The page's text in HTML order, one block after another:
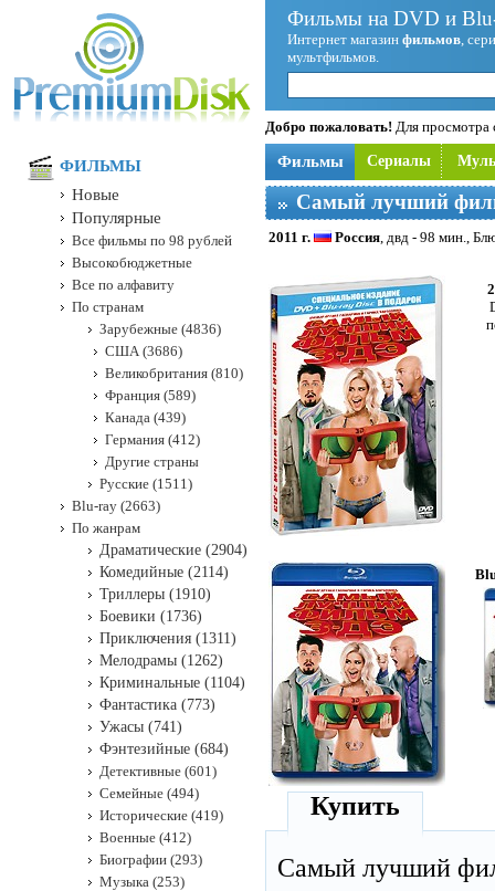
Фильмы на DVD и
Интернет магазин фильмов,
мультфильмов.
Добро пожаловать! Для просмотра
Фильмы Сериалы
Самый лучший
2011 г. Россия, двд - 98 мин.,
Купить
Самый лучший
ФИЛЬМЫ
Новые
Популярные
Все фильмы по 98 рублей
Высокобюджетные
Все по алфавиту
По странам
Зарубежные (4836)
США (3686)
Великобритания (810)
Франция (589)
Канада (439)
Германия (412)
Другие страны
Русские (1511)
Blu-ray (2663)
По жанрам
Драматические (2904)
Комедийные (2114)
Триллеры (1910)
Боевики (1736)
Приключения (1311)
Мелодрамы (1262)
Криминальные (1104)
Фантастика (773)
Ужасы (741)
Фэнтезийные (684)
Детективные (601)
Семейные (494)
Исторические (419)
Военные (412)
Биографии (293)
Музыка (253)